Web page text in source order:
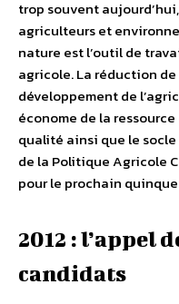
trop souvent
agriculteurs et
nature est l’outil de
agricole. La réduction
développement de
économe de la
qualité ainsi que le
de la Politique Agricole
pour le prochain
2012 : l’appel
candidats